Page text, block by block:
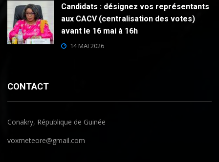
Candidats : désignez vos représentants
aux CACV (centralisation des votes)
avant le 16 mai à 16h
14 MAI 2026
CONTACT
Conakry, République de Guinée
voxmeteore@gmail.com